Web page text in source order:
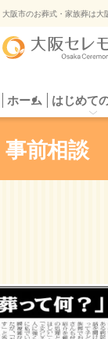
大阪市のお葬式・家族葬は
ホーム はじめて
はじめての方へ
葬儀プラン
葬儀場を探す
前相談